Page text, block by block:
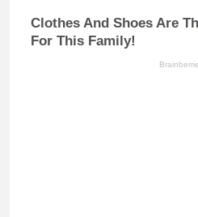
Clothes And Shoes Are
For This Family!